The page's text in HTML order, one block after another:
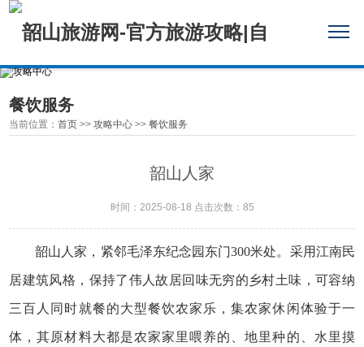
餐饮服务
当前位置：首页 >>攻略中心 >>餐饮服务
韶山人家
时间：2025-08-18 点击次数：85
韶山人家，紧邻毛泽东纪念园东门300米处。采用江南民
居建筑风格，保持了伟人故居回味无穷的乡村土味，可容纳
三百人同时就餐的大型餐饮农家乐，集农家休闲体验于一
体，其原材料大都是农家家里喂养的、地里种的、水里摸